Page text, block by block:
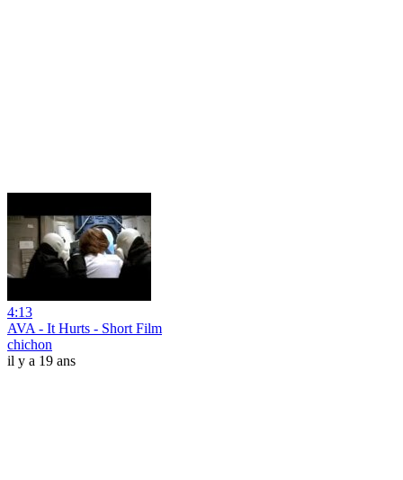
4:13
AVA - It Hurts - Short Film
chichon
il y a 19 ans